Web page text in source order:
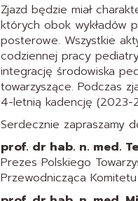
Zjazd będzie miał
których obok wykładów
posterowe. Wszystkie
codziennej pracy
integrację środowiska
towarzyszące. Podczas
4-letnią kadencję (2023-
Serdecznie zapraszamy
prof. dr hab. n. med.
Prezes Polskiego
Przewodnicząca